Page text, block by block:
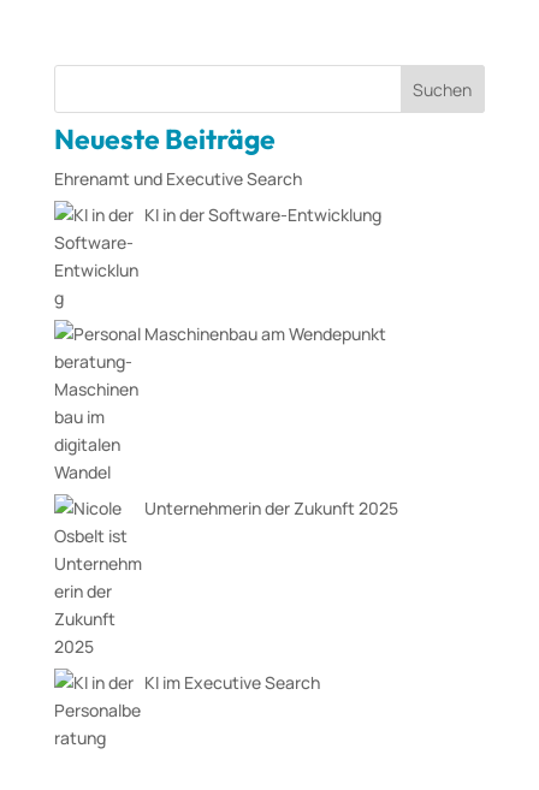
Suchen
Neueste Beiträge
Ehrenamt und Executive Search
KI in der Software-Entwicklung
Maschinenbau am Wendepunkt
Unternehmerin der Zukunft 2025
KI im Executive Search